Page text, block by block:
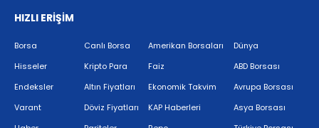
HIZLI ERİŞİM
Borsa
Hisseler
Endeksler
Varant
Canlı Borsa
Kripto Para
Altın Fiyatları
Döviz Fiyatları
Amerikan Borsaları
Faiz
Ekonomik Takvim
KAP Haberleri
Dünya
ABD Borsası
Avrupa Borsası
Asya Borsası